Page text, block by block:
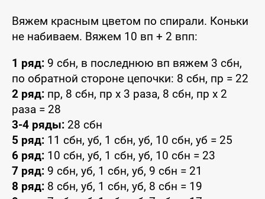
Вяжем красным цветом по спирали. Коньки
не набиваем. Вяжем 10 вп + 2 впп:
1 ряд: 9 сбн, в последнюю вп вяжем 3 сбн,
по обратной стороне цепочки: 8 сбн, пр = 22
2 ряд: пр, 8 сбн, пр х 3 раза, 8 сбн, пр х 2
раза = 28
3-4 ряды: 28 сбн
5 ряд: 11 сбн, уб, 1 сбн, уб, 10 сбн, уб = 25
6 ряд: 10 сбн, уб, 1 сбн, уб, 10 сбн = 23
7 ряд: 9 сбн, уб, 1 сбн, уб, 9 сбн = 21
8 ряд: 8 сбн, уб, 1 сбн, уб, 8 сбн = 19